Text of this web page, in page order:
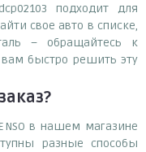
подходит для
свое авто в списке,
– обращайтесь к
быстро решить эту
в нашем магазине
разные способы